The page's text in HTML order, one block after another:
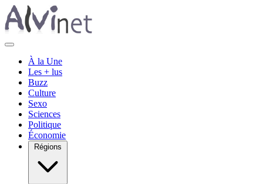
À la Une
Les + lus
Buzz
Culture
Sexo
Sciences
Politique
Économie
Régions